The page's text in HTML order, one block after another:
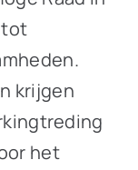
tot
krijgen
het